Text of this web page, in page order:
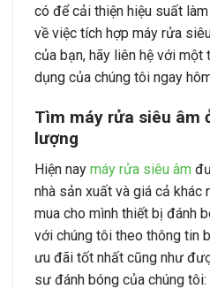
có để cải thiện hiệu suất
về việc tích hợp máy rửa
của bạn, hãy liên hệ với
dụng của chúng tôi ngay
Tìm máy rửa siêu âm
lượng
Hiện nay máy rửa siêu âm
nhà sản xuất và giá cả khác
mua cho mình thiết bị đánh
với chúng tôi theo thông tin
ưu đãi tốt nhất cũng như
sư đánh bóng của chúng tôi: